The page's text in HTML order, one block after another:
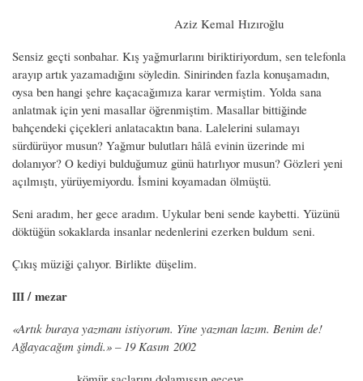
Aziz Kemal Hızıroğlu
Sensiz geçti sonbahar. Kış yağmurlarını biriktiriyordum, sen telefonla
arayıp artık yazamadığını söyledin. Sinirinden fazla konuşamadın,
oysa ben hangi şehre kaçacağımıza karar vermiştim. Yolda sana
anlatmak için yeni masallar öğrenmiştim. Masallar bittiğinde
bahçendeki çiçekleri anlatacaktın bana. Lalelerini sulamayı
sürdürüyor musun? Yağmur bulutları hâlâ evinin üzerinde mi
dolanıyor? O kediyi bulduğumuz günü hatırlıyor musun? Gözleri yeni
açılmıştı, yürüyemiyordu. İsmini koyamadan ölmüştü.
Seni aradım, her gece aradım. Uykular beni sende kaybetti. Yüzünü
döktüğün sokaklarda insanlar nedenlerini ezerken buldum seni.
Çıkış müziği çalıyor. Birlikte düşelim.
III/ mezar
«Artık buraya yazmanı istiyorum. Yine yazman lazım. Benim de!
Ağlayacağım şimdi.» – 19 Kasım 2002